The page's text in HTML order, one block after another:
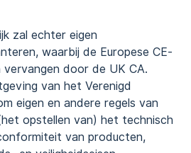
zal echter eigen
waarbij de Europese CE-
door de UK CA.
van het Verenigd
eigen en andere regels van
opstellen van) het technisch
van producten,